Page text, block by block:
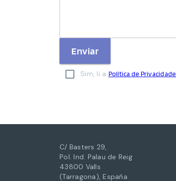
Enviar
Sim, li a Política de Privacidade
C/ Basters 29,
Pol. Ind. Palau de Reig
43800 Valls
(Tarragona), España